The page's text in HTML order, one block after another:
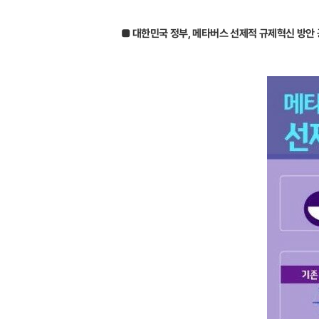
■ 대한민국 정부, 메타버스 선제적 규제혁신 방